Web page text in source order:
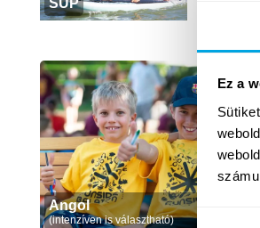
Ez a
Angol
(intenzíven is választható)